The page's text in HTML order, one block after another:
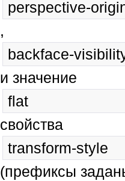
perspective-
,
backface-
и значение
flat
свойства
transform-style
(префиксы